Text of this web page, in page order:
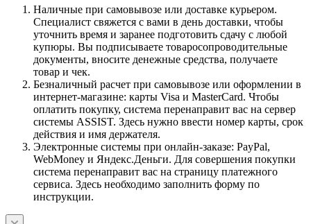
Наличные при самовывозе или доставке курьером.
Специалист свяжется с вами в день доставки, чтобы
уточнить время и заранее подготовить сдачу с любой
купюры. Вы подписываете товаросопроводительные
документы, вносите денежные средства, получаете
товар и чек.
Безналичный расчет при самовывозе или оформлении в
интернет-магазине: карты Visa и MasterCard. Чтобы
оплатить покупку, система перенаправит вас на сервер
системы ASSIST. Здесь нужно ввести номер карты, срок
действия и имя держателя.
Электронные системы при онлайн-заказе: PayPal,
WebMoney и Яндекс.Деньги. Для совершения покупки
система перенаправит вас на страницу платежного
сервиса. Здесь необходимо заполнить форму по
инструкции.